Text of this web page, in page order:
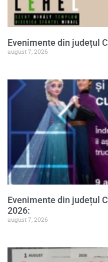
Evenimente din județul
august 7, 2026
Evenimente din județul
2026:
august 7, 2026